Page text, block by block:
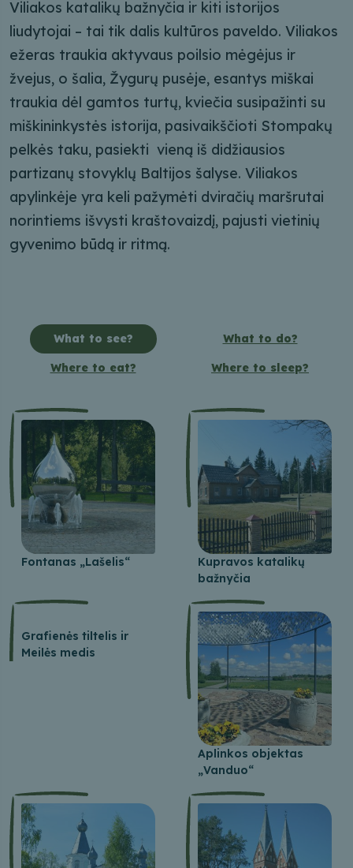
Viliakos katalikų bažnyčia ir kiti istorijos
liudytojai – tai tik dalis kultūros paveldo. Viliakos
ežeras traukia aktyvaus poilsio mėgėjus ir
žvejus, o šalia, Žygurų pusėje, esantys miškai
traukia dėl gamtos turtų, kviečia susipažinti su
miškininkystės istorija, pasivaikščioti Stompakų
pelkės taku, pasiekti vieną iš didžiausios
partizanų stovyklų Baltijos šalyse. Viliakos
apylinkėje yra keli pažymėti dviračių maršrutai
norintiems išvysti kraštovaizdį, pajusti vietinių
gyvenimo būdą ir ritmą.
What to see? What to do?
Where to eat? Where to sleep?
Fontanas „Lašelis“
Kupravos katalikų
bažnyčia
Grafienės tiltelis ir
Meilės medis
Aplinkos objektas
„Vanduo“